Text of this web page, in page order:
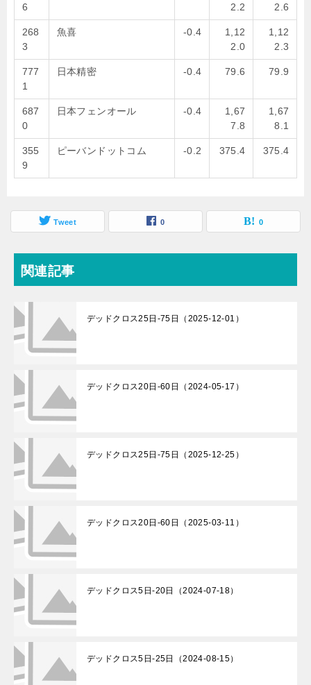
6 2.2 2.6
268
3
魚喜 -0.4
1,12
2.0
1,12
2.3
777
1
日本精密 -0.4 79.6 79.9
687
0
日本フェンオール -0.4
1,67
7.8
1,67
8.1
355
9
ピーバンドットコム -0.2 375.4 375.4
Tweet 0 0
関連記事
デッドクロス25日-75日（2025-12-01）
デッドクロス20日-60日（2024-05-17）
デッドクロス25日-75日（2025-12-25）
デッドクロス20日-60日（2025-03-11）
デッドクロス5日-20日（2024-07-18）
デッドクロス5日-25日（2024-08-15）